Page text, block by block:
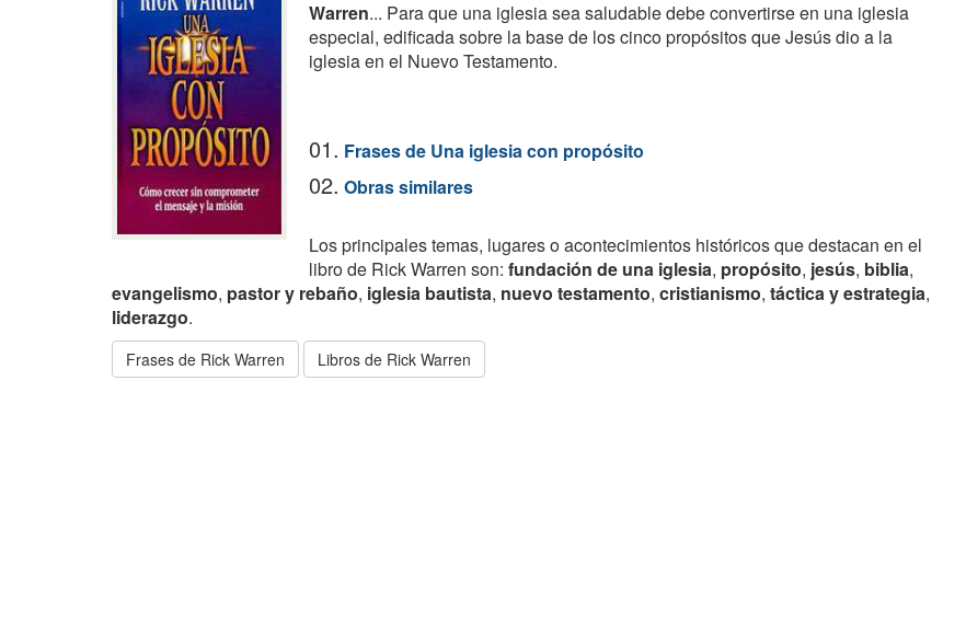
Warren... Para que una iglesia sea saludable debe convertirse en una iglesia
especial, edificada sobre la base de los cinco propósitos que Jesús dio a la
iglesia en el Nuevo Testamento.
01. Frases de Una iglesia con propósito
02. Obras similares
Los principales temas, lugares o acontecimientos históricos que destacan en el
libro de Rick Warren son: fundación de una iglesia, propósito, jesús, biblia,
evangelismo, pastor y rebaño, iglesia bautista, nuevo testamento, cristianismo, táctica y estrategia,
liderazgo.
Frases de Rick Warren Libros de Rick Warren